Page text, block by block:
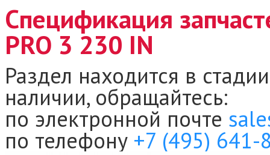
Спецификация
PRO 3 230 IN
Раздел находится в
наличии, обращайтесь:
по электронной почте
по телефону +7 (495) 641-